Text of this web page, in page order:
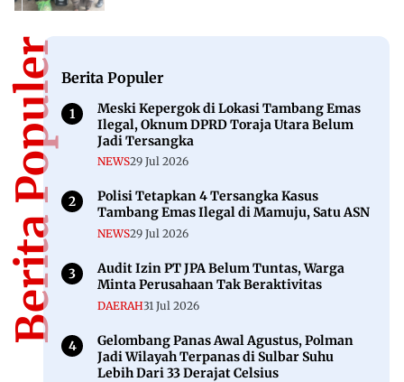
Berita PopulerBerita Populer
Meski Kepergok di Lokasi Tambang Emas
Ilegal, Oknum DPRD Toraja Utara Belum
Jadi Tersangka
NEWS29 Jul 2026
Polisi Tetapkan 4 Tersangka Kasus
Tambang Emas Ilegal di Mamuju, Satu ASN
NEWS29 Jul 2026
Audit Izin PT JPA Belum Tuntas, Warga
Minta Perusahaan Tak Beraktivitas
DAERAH31 Jul 2026
Gelombang Panas Awal Agustus, Polman
Jadi Wilayah Terpanas di Sulbar Suhu
Lebih Dari 33 Derajat Celsius